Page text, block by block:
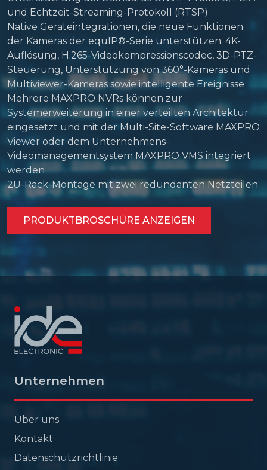
und Echtzeit-Streaming-Protokoll (RTSP)
Native Geräteintegrationen, die neue Funktionen
der Kameras der equIP®-Serie unterstützen: 4K-
Auflösung, H.265-Videokompressionscodec, 3D-PTZ-
Steuerung, Unterstützung von 360°-Kameras und
Multiviewer-Kameras sowie intelligente Ereignisse
Mehrere MAXPRO NVRs können zur
Systemerweiterung in einer verteilten Architektur
eingesetzt und mit der Multi-Site-Software MAXPRO
Viewer oder dem Unternehmens-
Videomanagementsystem MAXPRO VMS integriert
werden
2U-Rack-Montage mit zwei redundanten Netzteilen
PRODUKTBROSCHÜRE ANZEIGEN
Unternehmen
Über uns
Kontakt
Datenschutzrichtlinie